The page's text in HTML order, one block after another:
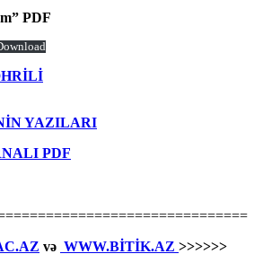
PDF
YAZILARI
PDF
və WWW.BİTİK.AZ >>>>>>